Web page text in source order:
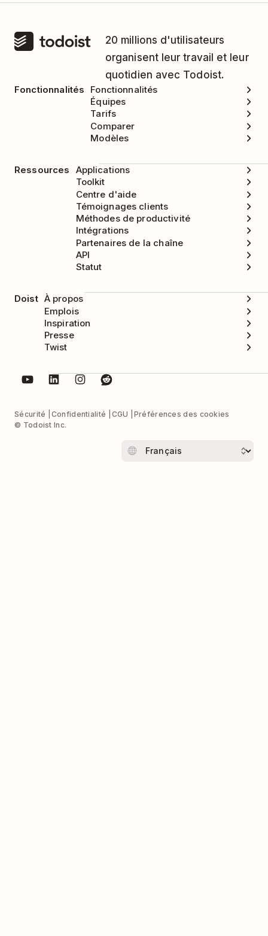
20 millions d'utilisateurs
organisent leur travail et leur
quotidien avec Todoist.
Fonctionnalités
Fonctionnalités
Équipes
Tarifs
Comparer
Modèles
Ressources
Applications
Toolkit
Centre d'aide
Témoignages clients
Méthodes de productivité
Intégrations
Partenaires de la chaîne
API
Statut
Doist À propos
Emplois
Inspiration
Presse
Twist
Sécurité Confidentialité CGU
Préférences des cookies
© Todoist Inc.